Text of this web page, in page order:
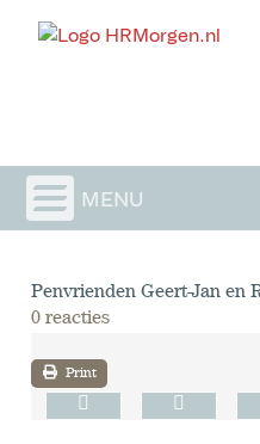
menu
Penvrienden Geert-Jan en
0 reacties
Print